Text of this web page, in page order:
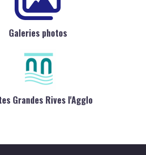
Galeries photos
Grandes Rives l'Agglo